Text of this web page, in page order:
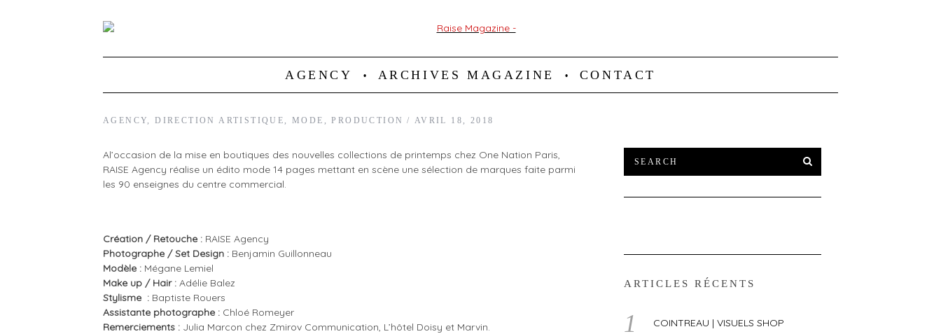
AGENCY ARCHIVES MAGAZINE CONTACT
AGENCY,DIRECTION ARTISTIQUE ,MODE ,PRODUCTION AVRIL 18, 2018
A l’occasion de la mise en boutiques des nouvelles collections de printemps chez One Nation Paris,
RAISE Agency réalise un édito mode 14 pages mettant en scène une sélection de marques faite parmi
les 90 enseignes du centre commercial.
Création / Retouche : RAISE Agency
Photographe / Set Design : Benjamin Guillonneau
Modèle : Mégane Lemiel
Make up / Hair : Adélie Balez
Stylisme : Baptiste Rouers
Assistante photographe : Chloé Romeyer
Remerciements : Julia Marcon chez Zmirov Communication, L’hôtel Doisy et Marvin.
ARTICLES RÉCENTS
COINTREAU | VISUELS SHOP